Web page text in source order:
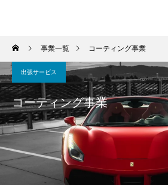
事業一覧 コーティング事業
出張サービス
コーティング事業